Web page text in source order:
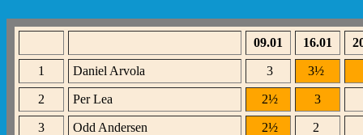
09.01 16.01
1 Daniel Arvola 3 3½
2 Per Lea 2½ 3
3 Odd Andersen 2½ 2